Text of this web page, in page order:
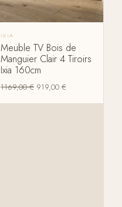
IXIA
Meuble TV Bois de
Manguier Clair 4 Tiroirs
Ixia 160cm
1169,00€ 919,00 €